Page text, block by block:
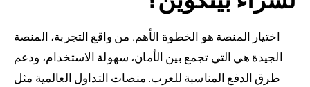
اختيار المنصة هو الخطوة الأهم. من واقع التجربة، المنصة
الجيدة هي التي تجمع بين الأمان، سهولة الاستخدام، ودعم
طرق الدفع المناسبة للعرب. منصات التداول العالمية مثل